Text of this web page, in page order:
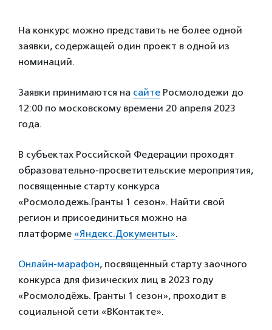
На конкурс можно представить не более одной
заявки, содержащей один проект в одной из
номинаций.
Заявки принимаются на сайте Росмолодежи до
12:00 по московскому времени 20 апреля 2023
года.
В субъектах Российской Федерации проходят
образовательно-просветительские мероприятия,
посвященные старту конкурса
«Росмолодежь.Гранты 1 сезон». Найти свой
регион и присоединиться можно на
платформе «Яндекс.Документы».
Онлайн-марафон, посвященный старту заочного
конкурса для физических лиц в 2023 году
«Росмолодёжь. Гранты 1 сезон», проходит в
социальной сети «ВКонтакте».